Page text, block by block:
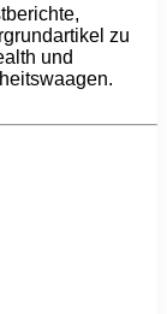
zu
und